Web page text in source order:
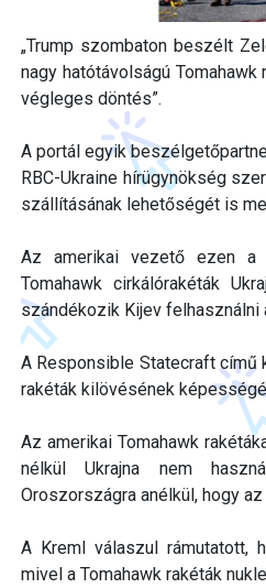
„Trump szombaton beszélt
nagy hatótávolságú
végleges döntés”.
A portál egyik
RBC-Ukraine hírügynökség
szállításának lehetőségét is
Az amerikai vezető ezen a
Tomahawk cirkálórakéták
szándékozik Kijev felhasználni
A Responsible Statecraft című
rakéták kilövésének
Az amerikai Tomahawk
nélkül Ukrajna nem
Oroszországra anélkül, hogy
A Kreml válaszul rámutatott,
mivel a Tomahawk rakéták